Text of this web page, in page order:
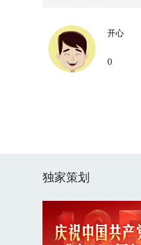
开心
0
独家策划